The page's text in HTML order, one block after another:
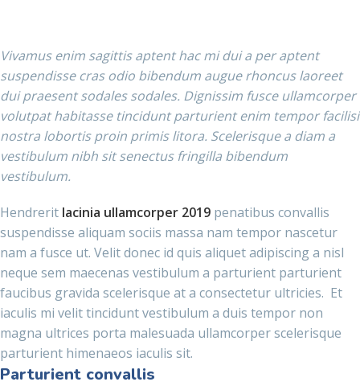
Vivamus enim sagittis aptent hac mi dui a per aptent
suspendisse cras odio bibendum augue rhoncus laoreet
dui praesent sodales sodales. Dignissim fusce ullamcorper
volutpat habitasse tincidunt parturient enim tempor facilisi
nostra lobortis proin primis litora. Scelerisque a diam a
vestibulum nibh sit senectus fringilla bibendum
vestibulum.
Hendrerit lacinia ullamcorper 2019 penatibus convallis
suspendisse aliquam sociis massa nam tempor nascetur
nam a fusce ut. Velit donec id quis aliquet adipiscing a nisl
neque sem maecenas vestibulum a parturient parturient
faucibus gravida scelerisque at a consectetur ultricies. Et
iaculis mi velit tincidunt vestibulum a duis tempor non
magna ultrices porta malesuada ullamcorper scelerisque
parturient himenaeos iaculis sit.
Parturient convallis